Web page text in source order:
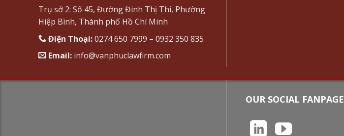
Trụ sở 2: Số 45, Đường Đinh Thị Thi, Phường
Hiệp Bình, Thành phố Hồ Chí Minh
Điện Thoại:0274 650 7999 – 0932 350 835
Email: info@vanphuclawfirm.com
OUR SOCIAL FANPAGE